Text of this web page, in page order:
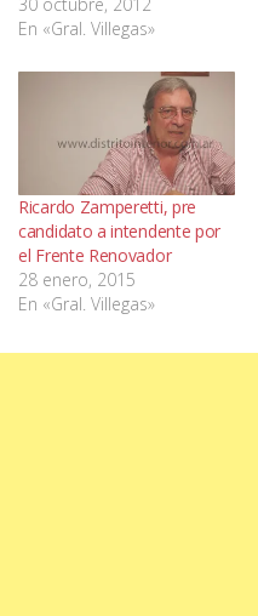
En «Gral. Villegas»
Ricardo Zamperetti, pre
candidato a intendente por
el Frente Renovador
28 enero, 2015
En «Gral. Villegas»